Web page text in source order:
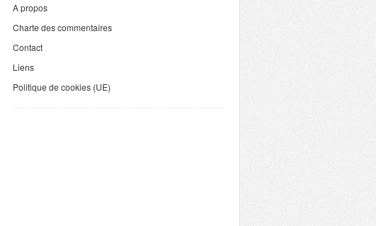
A propos
Charte des commentaires
Contact
Liens
Politique de cookies (UE)